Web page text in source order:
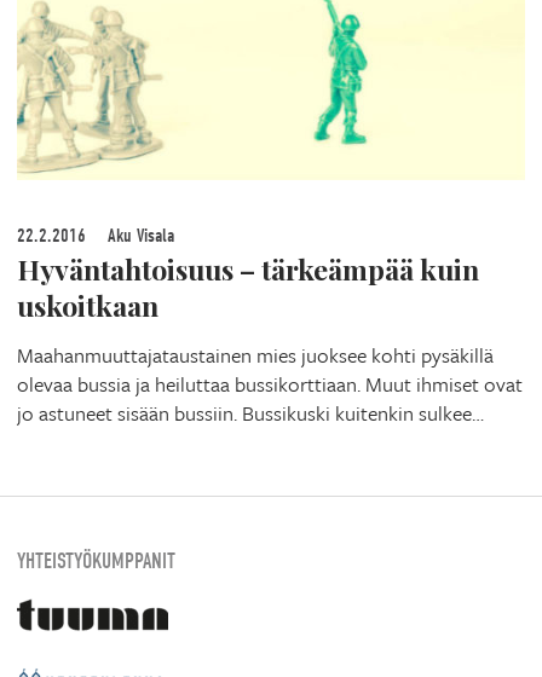
22.2.2016 Aku Visala
Hyväntahtoisuus – tärkeämpää kuin
uskoitkaan
Maahanmuuttajataustainen mies juoksee kohti pysäkillä
olevaa bussia ja heiluttaa bussikorttiaan. Muut ihmiset ovat
jo astuneet sisään bussiin. Bussikuski kuitenkin sulkee…
YHTEISTYÖKUMPPANIT